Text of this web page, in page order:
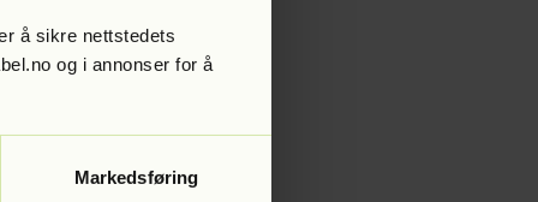
å sikre nettstedets
og i annonser for å
Markedsføring